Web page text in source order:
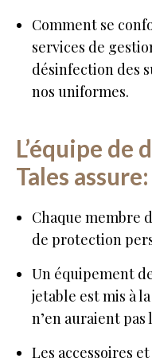
Comment se
services de
désinfection des
nos uniformes.
L’équipe de
Tales assure:
Chaque membre
de protection
Un équipement
jetable est mis à
n’en auraient pas
Les accessoires